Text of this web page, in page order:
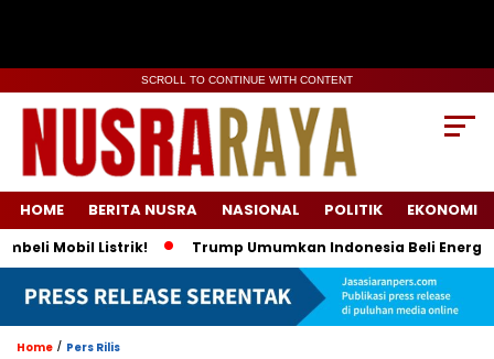
SCROLL TO CONTINUE WITH CONTENT
HOME BERITA NUSRA NASIONAL POLITIK EKONOMI
Listrik! Trump Umumkan Indonesia Beli Energi & 50
Home / Pers Rilis